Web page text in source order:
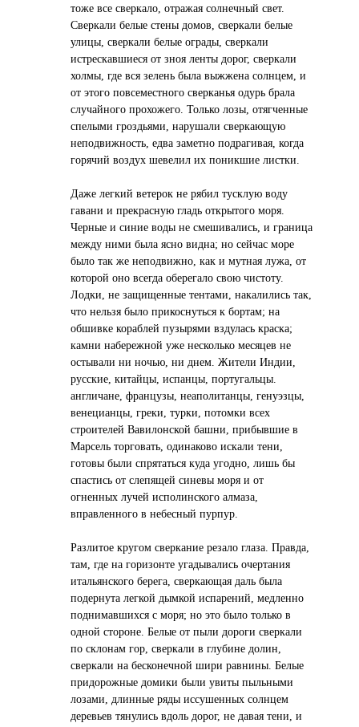
тоже все сверкало, отражая солнечный свет.
Сверкали белые стены домов, сверкали белые
улицы, сверкали белые ограды, сверкали
истрескавшиеся от зноя ленты дорог, сверкали
холмы, где вся зелень была выжжена солнцем, и
от этого повсеместного сверканья одурь брала
случайного прохожего. Только лозы, отягченные
спелыми гроздьями, нарушали сверкающую
неподвижность, едва заметно подрагивая, когда
горячий воздух шевелил их поникшие листки.
Даже легкий ветерок не рябил тусклую воду
гавани и прекрасную гладь открытого моря.
Черные и синие воды не смешивались, и граница
между ними была ясно видна; но сейчас море
было так же неподвижно, как и мутная лужа, от
которой оно всегда оберегало свою чистоту.
Лодки, не защищенные тентами, накалились так,
что нельзя было прикоснуться к бортам; на
обшивке кораблей пузырями вздулась краска;
камни набережной уже несколько месяцев не
остывали ни ночью, ни днем. Жители Индии,
русские, китайцы, испанцы, португальцы.
англичане, французы, неаполитанцы, генуэзцы,
венецианцы, греки, турки, потомки всех
строителей Вавилонской башни, прибывшие в
Марсель торговать, одинаково искали тени,
готовы были спрятаться куда угодно, лишь бы
спастись от слепящей синевы моря и от
огненных лучей исполинского алмаза,
вправленного в небесный пурпур.
Разлитое кругом сверкание резало глаза. Правда,
там, где на горизонте угадывались очертания
итальянского берега, сверкающая даль была
подернута легкой дымкой испарений, медленно
поднимавшихся с моря; но это было только в
одной стороне. Белые от пыли дороги сверкали
по склонам гор, сверкали в глубине долин,
сверкали на бесконечной шири равнины. Белые
придорожные домики были увиты пыльными
лозами, длинные ряды иссушенных солнцем
деревьев тянулись вдоль дорог, не давая тени, и